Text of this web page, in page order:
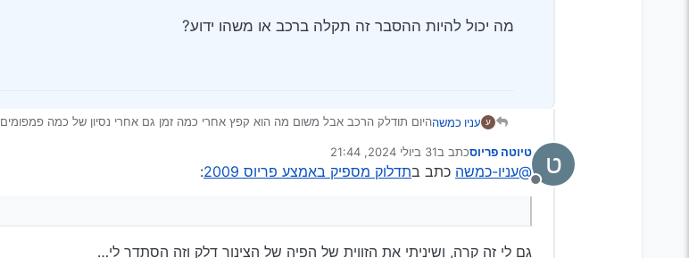
מה יכול להיות ההסבר זה תקלה ברכב או משהו ידוע?
ע עניו כמשההיום תודלק הרכב אבל משום מה הוא קפץ אחרי כמה זמן גם אחרי נסיון של כמה פמפומים
למעשה הוא מילא חצי טנק ט
מנותק
טיוטה פריוסכתב ב31 ביולי 2024, 21:44
נערך לאחרונה על ידי
@עניו-כמשה כתב בתדלוק מספיק באמצע פריוס 2009 :
גם לי זה קרה, ושיניתי את הזווית של הפיה של הצינור דלק וזה הסתדר לי…